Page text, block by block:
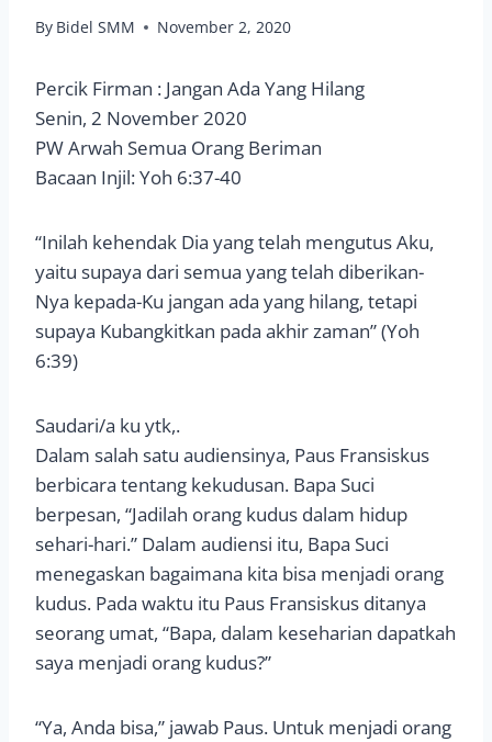
By Bidel SMM November 2, 2020
Percik Firman : Jangan Ada Yang Hilang
Senin, 2 November 2020
PW Arwah Semua Orang Beriman
Bacaan Injil: Yoh 6:37-40
“Inilah kehendak Dia yang telah mengutus Aku,
yaitu supaya dari semua yang telah diberikan-
Nya kepada-Ku jangan ada yang hilang, tetapi
supaya Kubangkitkan pada akhir zaman” (Yoh
6:39)
Saudari/a ku ytk,.
Dalam salah satu audiensinya, Paus Fransiskus
berbicara tentang kekudusan. Bapa Suci
berpesan, “Jadilah orang kudus dalam hidup
sehari-hari.” Dalam audiensi itu, Bapa Suci
menegaskan bagaimana kita bisa menjadi orang
kudus. Pada waktu itu Paus Fransiskus ditanya
seorang umat, “Bapa, dalam keseharian dapatkah
saya menjadi orang kudus?”
“Ya, Anda bisa,” jawab Paus. Untuk menjadi orang